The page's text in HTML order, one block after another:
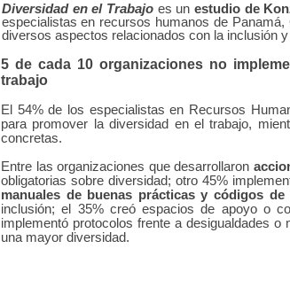
Diversidad en el Trabajo es un estudio de
especialistas en recursos humanos de
diversos aspectos relacionados con la inclusión
5 de cada 10 organizaciones no
trabajo
El 54% de los especialistas en Recursos
para promover la diversidad en el trabajo,
concretas.
Entre las organizaciones que desarrollaron
obligatorias sobre diversidad; otro 45%
manuales de buenas prácticas y códigos de
inclusión; el 35% creó espacios de apoyo o
implementó protocolos frente a desigualdades
una mayor diversidad.